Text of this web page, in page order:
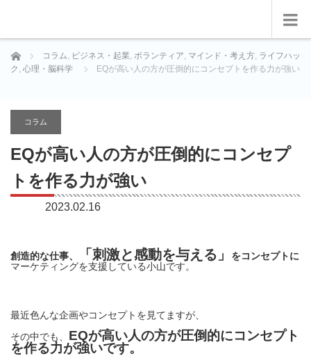
ホーム コラム, ビジネス・起業, ボランティア, マインド・考え方, ライフハッ
ク , 心理・脳科学 EQが高い人の方が圧倒的にコンセプトを作る力が強い
コラム
EQが高い人の方が圧倒的にコンセプ
トを作る力が強い
2023.02.16
創造的な仕事、 「刺激と感動を与える」
をコンセプトに
マーケティングを支援している小山です。
最近色んな企画やコンセプトを見てますが、
その中でも、 EQが高い人の方が圧倒的にコンセプト
を作る力が強いです。